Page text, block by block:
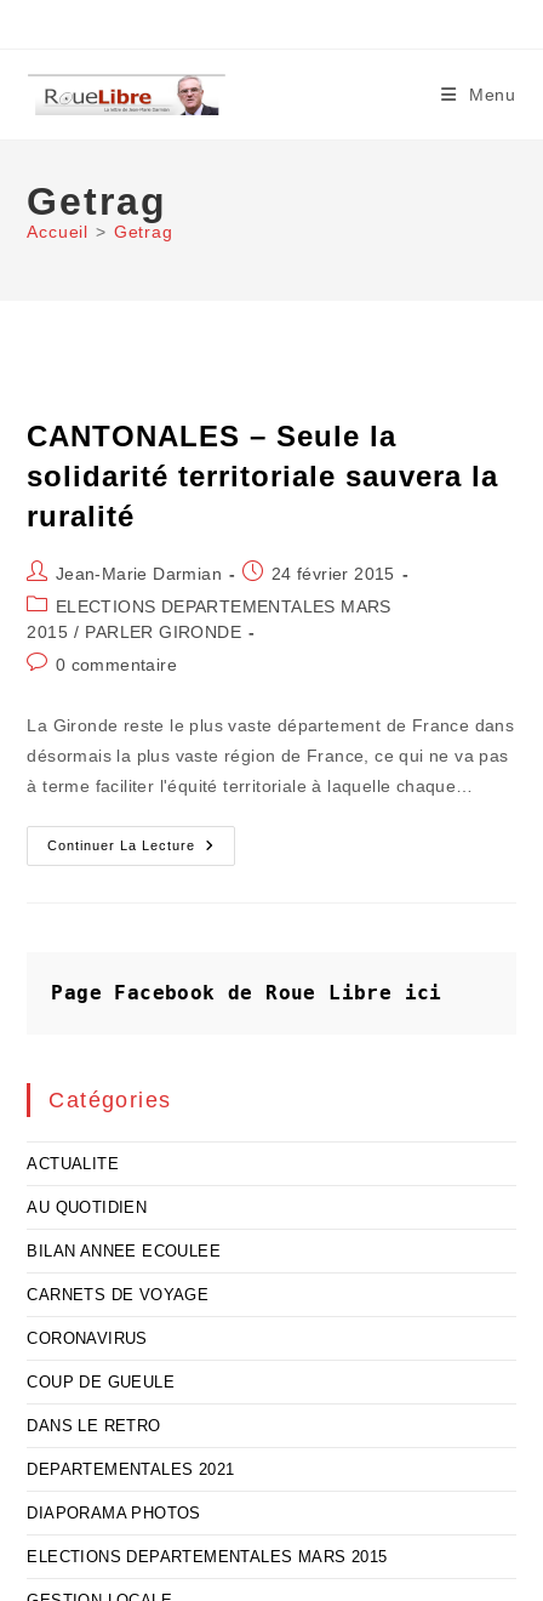
content
Menu
Getrag
Accueil > Getrag
CANTONALES – Seule la
solidarité territoriale sauvera la
ruralité
Auteur/autrice
de
la
Jean-Marie Darmian
Publication
publiée :
24 février 2015
Post
category:
ELECTIONS DEPARTEMENTALES MARS
2015 / PARLER GIRONDE
Commentaires
0 commentaire
La Gironde reste le plus vaste département de France dans
désormais la plus vaste région de France, ce qui ne va pas
à terme faciliter l'équité territoriale à laquelle chaque…
Continuer La Lecture
CANTONALES
–
Ruralité
Page Facebook de Roue Libre ici
Catégories
ACTUALITE
AU QUOTIDIEN
BILAN ANNEE ECOULEE
CARNETS DE VOYAGE
CORONAVIRUS
COUP DE GUEULE
DANS LE RETRO
DEPARTEMENTALES 2021
DIAPORAMA PHOTOS
ELECTIONS DEPARTEMENTALES MARS 2015